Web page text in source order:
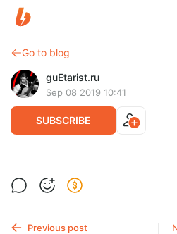
Go to blog
guEtarist.ru
Sep 08 2019 10:41
SUBSCRIBE
Ранний доступ к
20 годы.
канале в течении года.
Previous post